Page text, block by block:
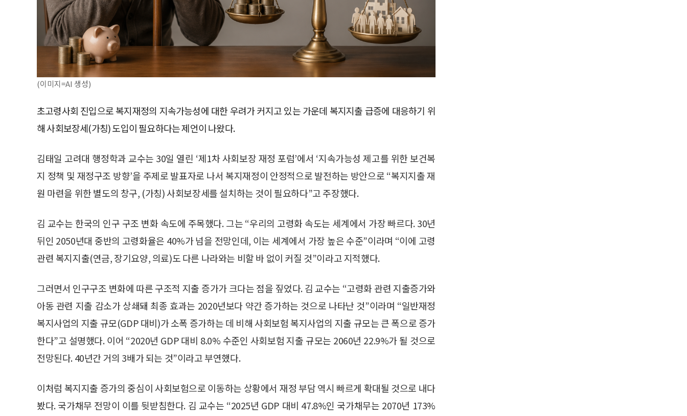
(이미지=AI 생성)
초고령사회 진입으로 복지재정의 지속가능성에 대한 우려가 커지고 있는 가운데 복지지출 급증에 대응하기 위
해 사회보장세(가칭) 도입이 필요하다는 제언이 나왔다.
김태일 고려대 행정학과 교수는 30일 열린 ‘제1차 사회보장 재정 포럼’에서 ‘지속가능성 제고를 위한 보건복
지 정책 및 재정구조 방향’을 주제로 발표자로 나서 복지재정이 안정적으로 발전하는 방안으로 “복지지출 재
원 마련을 위한 별도의 창구, (가칭) 사회보장세를 설치하는 것이 필요하다”고 주장했다.
김 교수는 한국의 인구 구조 변화 속도에 주목했다. 그는 “우리의 고령화 속도는 세계에서 가장 빠르다. 30년
뒤인 2050년대 중반의 고령화율은 40%가 넘을 전망인데, 이는 세계에서 가장 높은 수준”이라며 “이에 고령
관련 복지지출(연금, 장기요양, 의료)도 다른 나라와는 비할 바 없이 커질 것”이라고 지적했다.
그러면서 인구구조 변화에 따른 구조적 지출 증가가 크다는 점을 짚었다. 김 교수는 “고령화 관련 지출증가와
아동 관련 지출 감소가 상쇄돼 최종 효과는 2020년보다 약간 증가하는 것으로 나타난 것”이라며 “일반재정
복지사업의 지출 규모(GDP 대비)가 소폭 증가하는 데 비해 사회보험 복지사업의 지출 규모는 큰 폭으로 증가
한다”고 설명했다. 이어 “2020년 GDP 대비 8.0% 수준인 사회보험 지출 규모는 2060년 22.9%가 될 것으로
전망된다. 40년간 거의 3배가 되는 것”이라고 부연했다.
이처럼 복지지출 증가의 중심이 사회보험으로 이동하는 상황에서 재정 부담 역시 빠르게 확대될 것으로 내다
봤다. 국가채무 전망이 이를 뒷받침한다. 김 교수는 “2025년 GDP 대비 47.8%인 국가채무는 2070년 173%